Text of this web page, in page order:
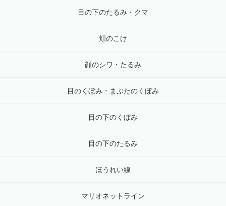
目の下のたるみ・クマ
頬のこけ
顔のシワ・たるみ
目のくぼみ・まぶたのくぼみ
目の下のくぼみ
目の下のたるみ
ほうれい線
マリオネットライン